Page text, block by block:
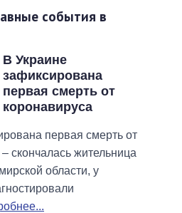
события в
В Украине
зафиксирована
первая смерть от
коронавируса
первая смерть от
– скончалась жительница
области, у